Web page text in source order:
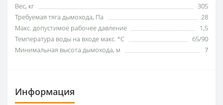
Вес, кг
305
Требуемая тяга дымохода, Па
28
Макс. допустимое рабочее давление
1,5
Температура воды на входе макс. °C
65/90
Минимальная высота дымохода, м
7
Информация